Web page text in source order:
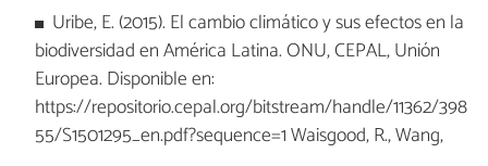
Uribe, E. (2015). El cambio climático y sus efectos en la
biodiversidad en América Latina. ONU, CEPAL, Unión
Europea. Disponible en:
https://repositorio.cepal.org/bitstream/handle/11362/398
55/S1501295_en.pdf?sequence=1 Waisgood, R., Wang,